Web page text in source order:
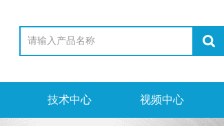
技术中心 视频中心